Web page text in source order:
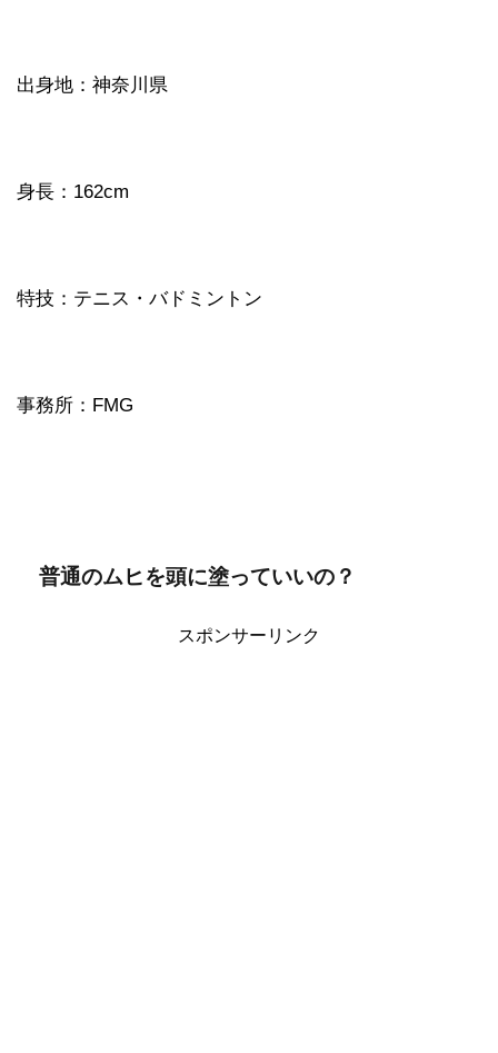
出身地：神奈川県
身長：162cm
特技：テニス・バドミントン
事務所：FMG
普通のムヒを頭に塗っていいの？
スポンサーリンク